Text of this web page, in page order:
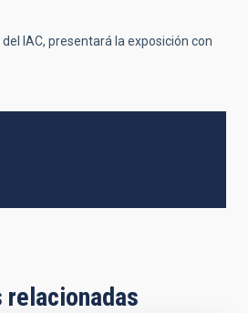
IAC, presentará la exposición con